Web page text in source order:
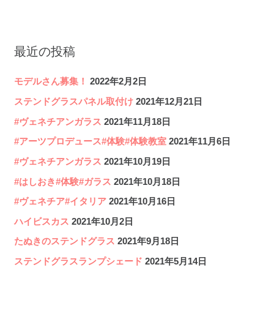
最近の投稿
モデルさん募集！ 2022年2月2日
ステンドグラスパネル取付け 2021年12月21日
#ヴェネチアンガラス 2021年11月18日
#アーツプロデュース#体験#体験教室 2021年11月6日
#ヴェネチアンガラス 2021年10月19日
#はしおき#体験#ガラス 2021年10月18日
#ヴェネチア#イタリア 2021年10月16日
ハイビスカス 2021年10月2日
たぬきのステンドグラス 2021年9月18日
ステンドグラスランプシェード 2021年5月14日